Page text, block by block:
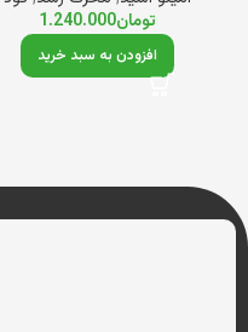
تومان1.240.000
افزودن به سبد خرید